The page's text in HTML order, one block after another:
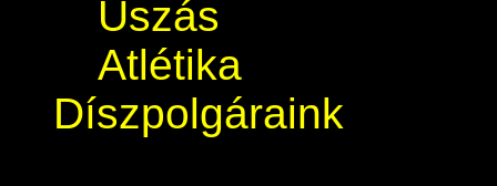
Úszás
Atlétika
Díszpolgáraink